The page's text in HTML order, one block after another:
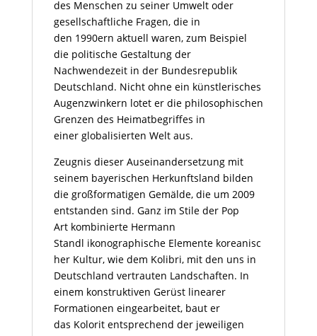
des Menschen zu seiner Umwelt oder
gesellschaftliche Fragen, die in
den 1990ern aktuell waren, zum Beispiel
die politische Gestaltung der
Nachwendezeit in der Bundesrepublik
Deutschland. Nicht ohne ein künstlerisches
Augenzwinkern lotet er die philosophischen
Grenzen des Heimatbegriffes in
einer globalisierten Welt aus.
Zeugnis dieser Auseinandersetzung mit
seinem bayerischen Herkunftsland bilden
die großformatigen Gemälde, die um 2009
entstanden sind. Ganz im Stile der Pop
Artkombinierte Hermann
Standl ikonographische Elemente koreanisc
her Kultur, wie dem Kolibri, mit den uns in
Deutschland vertrauten Landschaften. In
einem konstruktiven Gerüst linearer
Formationen eingearbeitet, baut er
das Kolorit entsprechend der jeweiligen